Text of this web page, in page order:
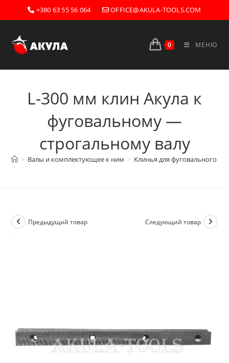
Перейти
к
+380 63 55 56 064 OFFICE@AKULA-TOOLS.COM
0 МЕНЮ
L-300 мм клин Акула к
фуговальному —
строгальному валу
> Валы и комплектующее к ним > Клинья для фуговального
Предыдущий товар Следующий товар